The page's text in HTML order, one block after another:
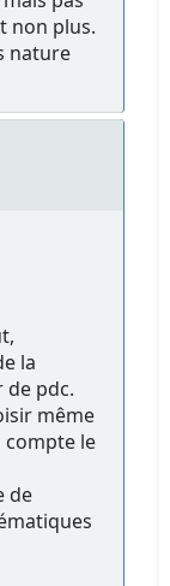
non plus.
nature
la
pdc.
même
compte le
de